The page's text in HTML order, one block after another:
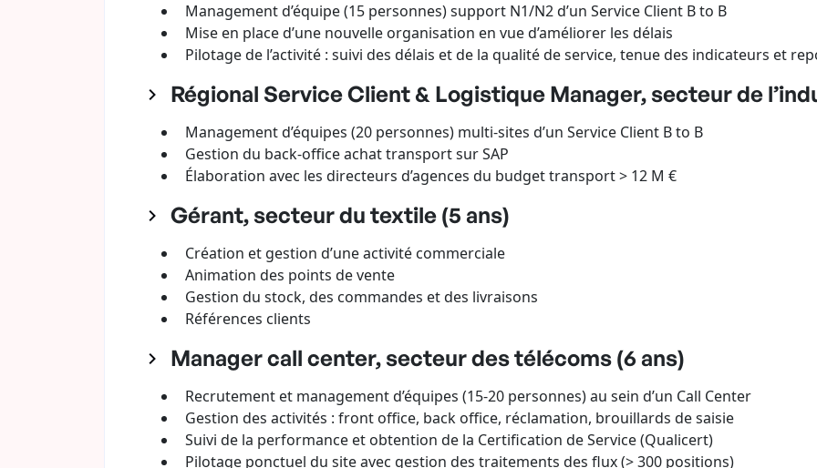
Management d’équipe (15 personnes) support N1/N2 d’un Service Client B to B
Mise en place d’une nouvelle organisation en vue d’améliorer les délais
Pilotage de l’activité : suivi des délais et de la qualité de service, tenue des indicateurs et
Régional Service Client & Logistique Manager, secteur de
Management d’équipes (20 personnes) multi-sites d’un Service Client B to B
Gestion du back-office achat transport sur SAP
Élaboration avec les directeurs d’agences du budget transport > 12 M €
Gérant, secteur du textile (5 ans)
Création et gestion d’une activité commerciale
Animation des points de vente
Gestion du stock, des commandes et des livraisons
Références clients
Manager call center, secteur des télécoms (6 ans)
Recrutement et management d’équipes (15-20 personnes) au sein d’un Call Center
Gestion des activités : front office, back office, réclamation, brouillards de saisie
Suivi de la performance et obtention de la Certification de Service (Qualicert)
Pilotage ponctuel du site avec gestion des traitements des flux (> 300 positions)